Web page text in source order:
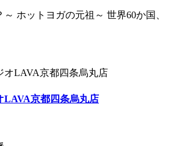
ホットヨガの元祖～ 世界60か国、
LAVA京都四条烏丸店